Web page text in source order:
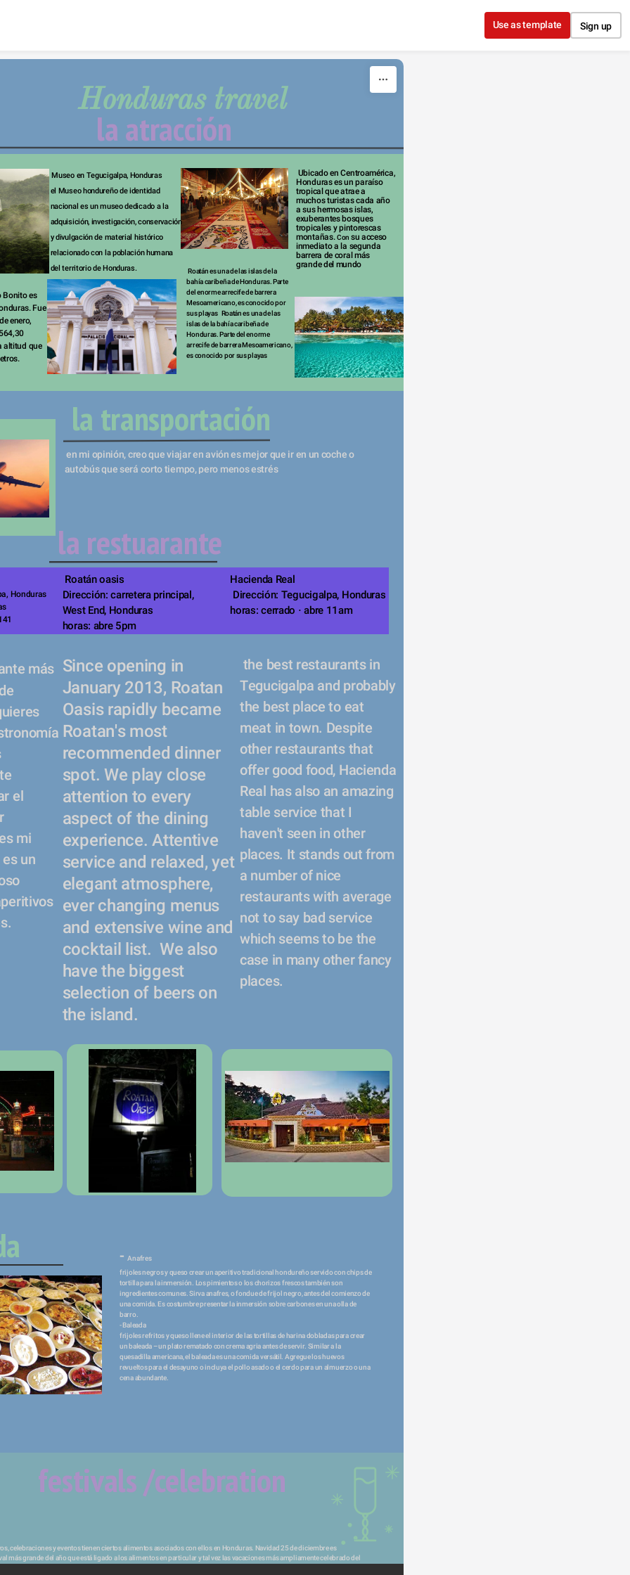
Use as template Sign up
Honduras travel
HonduraTravel
laatracción
Museo en Tegucigalpa, Honduras
el Museo hondureño de identidad
nacional es un museo dedicado a la
adquisición, investigación, conservación
y divulgación de material histórico
relacionado con la población humana
del territorio de Honduras.
Honduras es un paraíso
tropical que atrae a
muchos turistas cada año
a sus hermosas islas,
exuberantes bosques
tropicales y pintorescas
montañas. Con su acceso
inmediato a la segunda
barrera de coral más
grande del mundo
Roatán es una de las islas de la
bahía caribeña de Honduras. Parte
del enorme arrecife de barrera
Mesoamericano, es conocido por
sus playas   Roatán es una de las
islas de la bahía caribeña de
Honduras. Parte del enorme
arrecife de barrera Mesoamericano,
es conocido por sus playas
Bonito es
Fue
enero,
altitud que
la transportación
en mi opinión, creo que viajar en avión es mejor que ir en un coche o
autobús que será corto tiempo, pero menos estrés
restauranterestaurantec
omida
Roatán oasis
Dirección: carretera principal,
West End, Honduras
horas: abre 5pm
Hacienda Real
horas: cerrado ⋅ abre 11am
Since opening in
January 2013, Roatan
Oasis rapidly became
Roatan's most
recommended dinner
spot. We play close
attention to every
aspect of the dining
experience. Attentive
service and relaxed, yet
elegant atmosphere,
ever changing menus
and extensive wine and
cocktail list.  We also
have the biggest
selection of beers on
the island.
Tegucigalpa and probably
the best place to eat
meat in town. Despite
other restaurants that
offer good food, Hacienda
Real has also an amazing
table service that I
haven't seen in other
places. It stands out from
a number of nice
restaurants with average
not to say bad service
which seems to be the
case in many other fancy
places.
más
el
mi
un
- Anafres
frijoles negros y queso crear un aperitivo tradicional hondureño servido con chips de
tortilla para la inmersión. Los pimientos o los chorizos frescos también son
ingredientes comunes. Sirva anafres, o fondue de frijol negro, antes del comienzo de
una comida. Es costumbre presentar la inmersión sobre carbones en una olla de
barro.
- Baleada
frijoles refritos y queso llene el interior de las tortillas de harina dobladas para crear
un baleada – un plato rematado con crema agria antes de servir. Similar a la
quesadilla americana, el baleada es una comida versátil. Agregue los huevos
revueltos para el desayuno o incluya el pollo asado o el cerdo para un almuerzo o una
cena abundante.
festivals /celebration
más grande del año que está ligado a los alimentos en particular y tal vez las vacaciones más ampliamente celebrado del